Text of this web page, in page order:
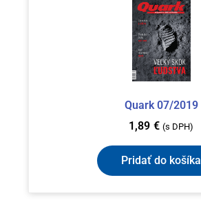
Quark 07/2019
1,89 € (s DPH)
Pridať do košíka